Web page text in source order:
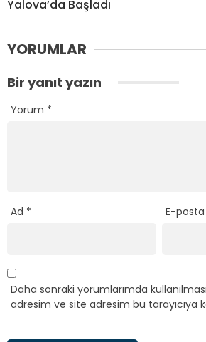
Yalova’da Başladı
YORUMLAR
Bir yanıt yazın
Yorum *
Ad * E-posta
Daha sonraki yorumlarımda
adresim ve site adresim bu tarayıcıya